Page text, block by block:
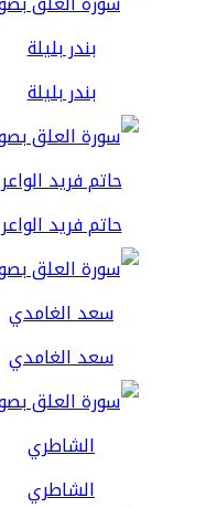
بندر بليلة
حاتم فريد الواعر
سعد الغامدي
الشاطري